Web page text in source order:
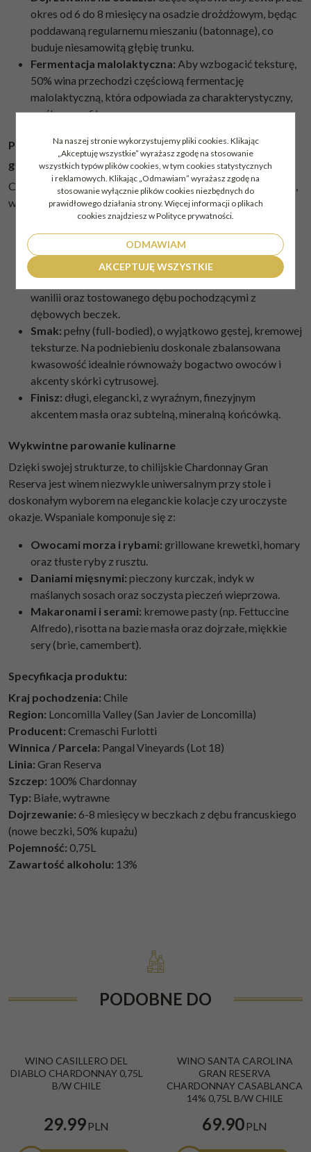
okres od 6 do 8 miesięcy na osadzie drożdżowym, będąc
poddawaną regularnemu mieszaniu (batonnage), co
buduje niesamowitą głębię trunku.
Fermentacja malolaktyczna: Aby wzbogacić teksturę,
50% wina przechodzi częściową fermentację
malolaktyczną, która odpowiada za charakterystyczny,
maślany profil.
Profil sensoryczny: tropikalne owoce, wanilia i kremowa
gładkość
Cremaschi Furlotti Chardonnay Gran Reserva oferuje bogatą,
wielowarstwową podróż sensoryczną:
Barwa:błyszcząca, głęboka, złocisto-żółta.
niezwykle kuszący i bogaty. Dominują w nim
dojrzałe owoce tropikalne uzupełnione o cytrusową
świeżość, które harmonijnie przeplatają się z nutami
wanilii oraz tostowanego dębu pochodzącymi z
dębowych beczek.
Smak: pełny (full-bodied), o wyjątkowo gęstej, kremowej
teksturze. Na podniebieniu doskonale zbalansowana
kwasowość idealnie równoważy bogactwo owoców i
akcenty skórki cytrusowej.
Finisz: długi, elegancki, z wyraźnym, finezyjnym
akcentem masła oraz subtelną, mineralną końcówką.
Wykwintne parowanie kulinarne
Dzięki swojej strukturze, to chilijskie Chardonnay Gran
Reserva jest winem niezwykle uniwersalnym przy stole i
doskonałym wyborem na eleganckie kolacje czy uroczyste
okazje. Wspaniale komponuje się z:
Owocami morza i rybami: grillowane krewetki, homary
oraz tłuste ryby z rusztu.
Daniami mięsnymi: pieczony kurczak, indyk w
maślanych sosach oraz soczysta pieczeń wieprzowa.
Makaronami i serami: kremowe pasty (np. Fettuccine
Alfredo), risotta na bazie masła oraz dojrzałe, miękkie
sery (brie, camembert).
Specyfikacja produktu:
Kraj pochodzenia: Chile
Region: Loncomilla Valley (San Javier de Loncomilla)
Producent: Cremaschi Furlotti
Winnica / Parcela: Pangal Vineyards (Lot 18)
Linia: Gran Reserva
Szczep: 100% Chardonnay
Typ: Białe, wytrawne
Dojrzewanie: 6-8 miesięcy w beczkach z dębu francuskiego
(nowe beczki, 50% kupażu)
Pojemność: 0,75L
Zawartość alkoholu: 13%
PODOBNE DO
WINO CASILLERO DEL
DIABLO CHARDONNAY 0,75L
B/W CHILE
29.99PLN
WINO SANTA CAROLINA
GRAN RESERVA
CHARDONNAY CASABLANCA
14% 0,75L B/W CHILE
69.90PLN
Na naszej stronie wykorzystujemy pliki cookies. Klikając
„Akceptuję wszystkie” wyrażasz zgodę na stosowanie
wszystkich typów plików cookies, w tym cookies statystycznych
i reklamowych. Klikając „Odmawiam” wyrażasz zgodę na
stosowanie wyłącznie plików cookies niezbędnych do
prawidłowego działania strony. Więcej informacji o plikach
cookies znajdziesz w Polityce prywatności.
ODMAWIAM
AKCEPTUJĘ WSZYSTKIE